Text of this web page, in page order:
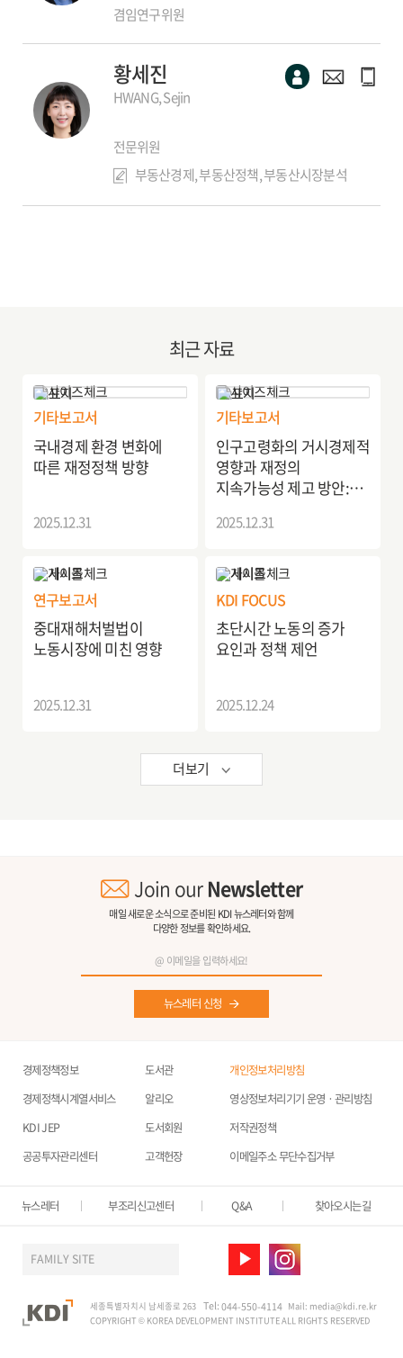
겸임연구위원
황세진
HWANG, Sejin
전문위원
부동산경제, 부동산정책, 부동산시장분석
최근 자료
기타보고서
국내경제 환경 변화에
따른 재정정책 방향
2025.12.31
기타보고서
인구고령화의 거시경제적
영향과 재정의
지속가능성 제고 방안:
생애주기·중첩세대 모형
2025.12.31
연구보고서
중대재해처벌법이
노동시장에 미친 영향
2025.12.31
KDI FOCUS
초단시간 노동의 증가
요인과 정책 제언
2025.12.24
더보기
Join ourNewsletter
매일 새로운 소식으로 준비된 KDI 뉴스레터와 함께
다양한 정보를 확인하세요.
뉴스레터 신청
경제정책정보
경제정책시계열서비스
KDI JEP
공공투자관리센터
도서관
알리오
도서회원
고객헌장
개인정보처리방침
영상정보처리기기 운영ㆍ관리방침
저작권정책
이메일주소 무단수집거부
뉴스레터 부조리신고센터 Q&A 찾아오시는길
세종특별자치시 남세종로 263 Tel: 044-550-4114 Mail: media@kdi.re.kr
COPYRIGHT © KOREA DEVELOPMENT INSTITUTE ALL RIGHTS RESERVED
FAMILY SITE